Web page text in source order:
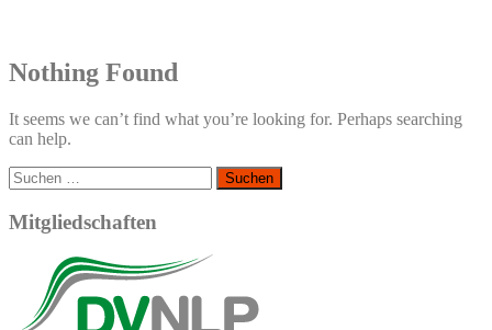
Nothing Found
It seems we can’t find what you’re looking for. Perhaps searching
can help.
Suchen
nach:
Mitgliedschaften